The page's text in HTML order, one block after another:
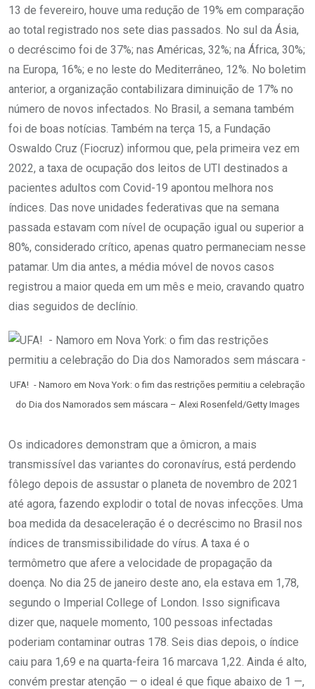
13 de fevereiro, houve uma redução de 19% em comparação
ao total registrado nos sete dias passados. No sul da Ásia,
o decréscimo foi de 37%; nas Américas, 32%; na África, 30%;
na Europa, 16%; e no leste do Mediterrâneo, 12%. No boletim
anterior, a organização contabilizara diminuição de 17% no
número de novos infectados. No Brasil, a semana também
foi de boas notícias. Também na terça 15, a Fundação
Oswaldo Cruz (Fiocruz) informou que, pela primeira vez em
2022, a taxa de ocupação dos leitos de UTI destinados a
pacientes adultos com Covid-19 apontou melhora nos
índices. Das nove unidades federativas que na semana
passada estavam com nível de ocupação igual ou superior a
80%, considerado crítico, apenas quatro permaneciam nesse
patamar. Um dia antes, a média móvel de novos casos
registrou a maior queda em um mês e meio, cravando quatro
dias seguidos de declínio.
UFA! - Namoro em Nova York: o fim das restrições permitiu a celebração
do Dia dos Namorados sem máscara – Alexi Rosenfeld/Getty Images
Os indicadores demonstram que a ômicron, a mais
transmissível das variantes do coronavírus, está perdendo
fôlego depois de assustar o planeta de novembro de 2021
até agora, fazendo explodir o total de novas infecções. Uma
boa medida da desaceleração é o decréscimo no Brasil nos
índices de transmissibilidade do vírus. A taxa é o
termômetro que afere a velocidade de propagação da
doença. No dia 25 de janeiro deste ano, ela estava em 1,78,
segundo o Imperial College of London. Isso significava
dizer que, naquele momento, 100 pessoas infectadas
poderiam contaminar outras 178. Seis dias depois, o índice
caiu para 1,69 e na quarta-feira 16 marcava 1,22. Ainda é alto,
convém prestar atenção — o ideal é que fique abaixo de 1 —,